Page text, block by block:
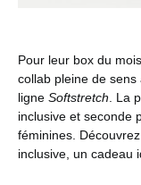
Pour leur box du
collab pleine de sens
ligne Softstretch . La
inclusive et seconde
féminines.
inclusive, un cadeau